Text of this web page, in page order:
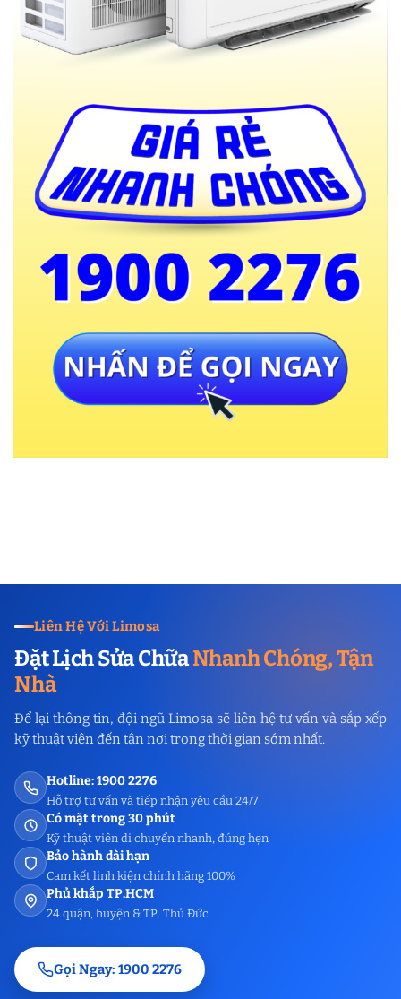
Liên Hệ Với Limosa
Đặt Lịch Sửa ChữaNhanh Chóng, Tận
Nhà
Để lại thông tin, đội ngũ Limosa sẽ liên hệ tư vấn và sắp xếp
kỹ thuật viên đến tận nơi trong thời gian sớm nhất.
Hotline: 1900 2276
Hỗ trợ tư vấn và tiếp nhận yêu cầu 24/7
Có mặt trong 30 phút
Kỹ thuật viên di chuyển nhanh, đúng hẹn
Bảo hành dài hạn
Cam kết linh kiện chính hãng 100%
Phủ khắp TP.HCM
24 quận, huyện & TP. Thủ Đức
Gọi Ngay: 1900 2276